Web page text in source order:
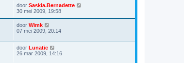
door Saskia.Bernadette
30 mei 2009, 19:58
door Wimk
07 mei 2009, 20:14
door Lunatic
26 mar 2009, 14:16